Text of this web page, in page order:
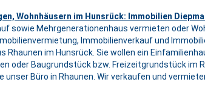
Wohnhäusern im Hunsrück: Immobilien
sowie Mehrgenerationenhaus vermieten oder
Immobilienverkauf und
Rhaunen im Hunsrück. Sie wollen ein
oder Baugrundstück bzw. Freizeitgrundstück im
Büro in Rhaunen. Wir verkaufen und